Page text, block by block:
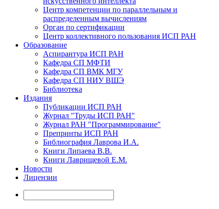
Центр компетенции по параллельным и
распределенным вычислениям
Орган по сертификации
Центр коллективного пользования ИСП РАН
Образование
Аспирантура ИСП РАН
Кафедра СП МФТИ
Кафедра СП ВМК МГУ
Кафедра СП НИУ ВШЭ
Библиотека
Издания
Публикации ИСП РАН
Журнал "Труды ИСП РАН"
Журнал РАН "Программирование"
Препринты ИСП РАН
Библиография Лаврова И.А.
Книги Липаева В.В.
Книги Лаврищевой Е.М.
Новости
Лицензии